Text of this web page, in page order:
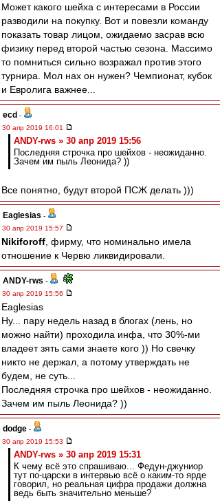
Может какого шейха с интересами в России
разводили на покупку. Вот и повезли команду
показать товар лицом, ожидаемо засрав всю
физику перед второй частью сезона. Массимо
то помниться сильно возражал против этого
турнира. Мол нах он нужен? Чемпионат, кубок
и Евролига важнее...
ecd -
30 апр 2019 16:01
ANDY-rws » 30 апр 2019 15:56
Последняя строчка про шейхов - неожиданно.
Зачем им пыль Леонида? ))
Все понятно, будут второй ПСЖ делать )))
Eaglesias -
30 апр 2019 15:57
Nikiforoff , фирму, что номинально имела
отношение к Червю ликвидировали.
ANDY-rws -
30 апр 2019 15:56
Eaglesias
Ну... пару недель назад в блогах (лень, но
можно найти) проходила инфа, что 30%-ми
владеет зять сами знаете кого )) Но свечку
никто не держал, а потому утверждать не
будем, не суть...
Последняя строчка про шейхов - неожиданно.
Зачем им пыль Леонида? ))
dodge -
30 апр 2019 15:53
ANDY-rws » 30 апр 2019 15:31
К чему всё это спрашиваю... Федун-джуниор
тут по-царски в интервью всё о каким-то ярде
говорил, но реальная цифра продажи должна
ведь быть значительно меньше?